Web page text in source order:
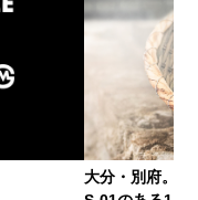
大分・別府。仕